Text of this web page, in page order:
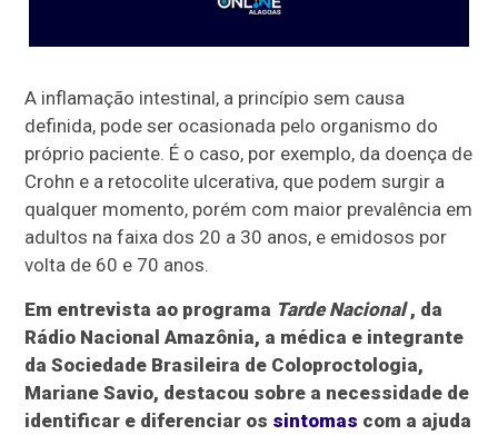
A inflamação intestinal, a princípio sem causa
definida, pode ser ocasionada pelo organismo do
próprio paciente. É o caso, por exemplo, da doença de
Crohn e a retocolite ulcerativa, que podem surgir a
qualquer momento, porém com maior prevalência em
adultos na faixa dos 20 a 30 anos, e emidosos por
volta de 60 e 70 anos.
Em entrevista ao programa Tarde Nacional, da
Rádio Nacional Amazônia, a médica e integrante
da Sociedade Brasileira de Coloproctologia,
Mariane Savio, destacou sobre a necessidade de
identificar e diferenciar os sintomas com a ajuda